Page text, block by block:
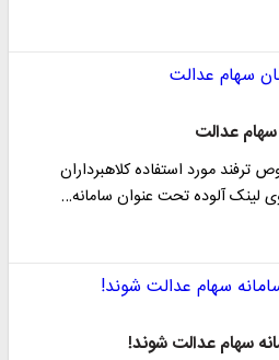
عدالت
مورد استفاده کلاهبرداران
لینک آلوده تحت عنوان سامانه…
سهام عدالت شوند!